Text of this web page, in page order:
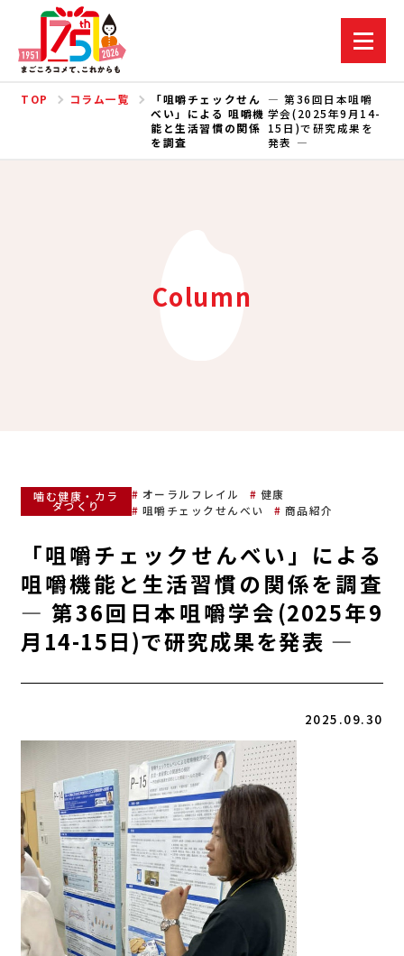
TOP コラム一覧
「咀嚼チェックせん
べい」による 咀嚼機
能と生活習慣の関係
を調査
― 第36回日本咀嚼
学会(2025年9月14-
15日)で研究成果を
発表 ―
Column
噛む健康・カラ
ダづくり
オーラルフレイル
健康
咀嚼チェックせんべい
商品紹介
「咀嚼チェックせんべい」による
咀嚼機能と生活習慣の関係を調査
― 第36回日本咀嚼学会(2025年9
月14-15日)で研究成果を発表 ―
2025.09.30